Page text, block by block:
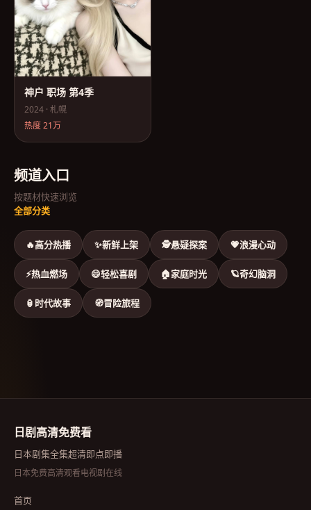
神户 职场 第4季
2024 · 札幌
热度21万
频道入口
按题材快速浏览
全部分类
🔥高分热播 ✨新鲜上架 🕵悬疑探案 💗浪漫心动
⚡热血燃场 😄轻松喜剧 🏠家庭时光 🪐奇幻脑洞
🏮 时代故事 🧭冒险旅程
日剧高清免费看
日本剧集全集超清即点即播
日本免费高清观看电视剧在线
首页